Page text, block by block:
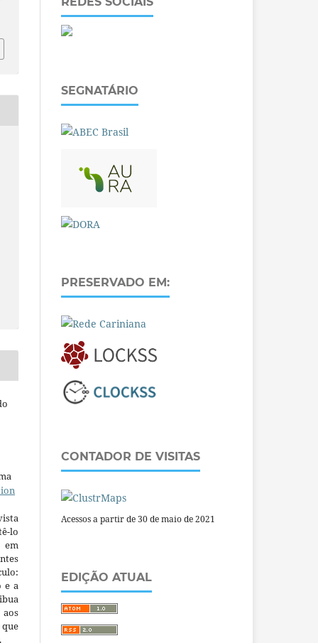
lo
em
e a
SEGNATÁRIO
PRESERVADO EM:
CONTADOR DE VISITAS
Acessos a partir de 30 de maio de 2021
EDIÇÃO ATUAL